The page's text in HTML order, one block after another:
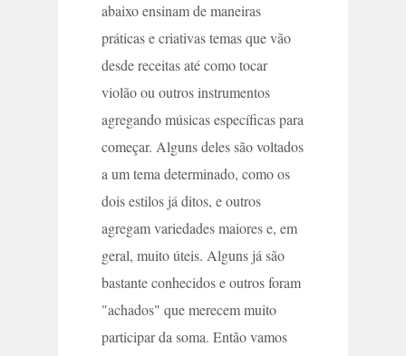
abaixo ensinam de maneiras
práticas e criativas temas que vão
desde receitas até como tocar
violão ou outros instrumentos
agregando músicas específicas para
começar. Alguns deles são voltados
a um tema determinado, como os
dois estilos já ditos, e outros
agregam variedades maiores e, em
geral, muito úteis. Alguns já são
bastante conhecidos e outros foram
"achados" que merecem muito
participar da soma. Então vamos